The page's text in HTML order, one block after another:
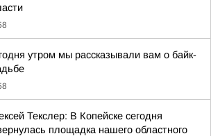
утром мы рассказывали вам о байк-
Текслер: В Копейске сегодня
площадка нашего областного